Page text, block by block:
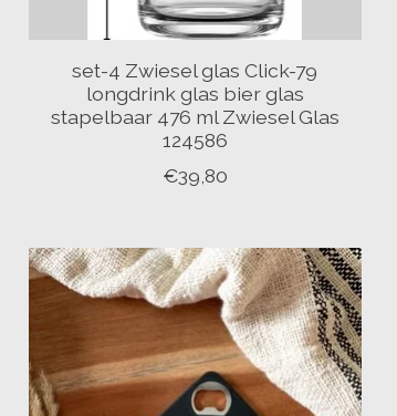
set-4 Zwiesel glas Click-79
longdrink glas bier glas
stapelbaar 476 ml Zwiesel Glas
124586
€39,80